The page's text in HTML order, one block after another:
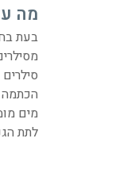
מה
בעת
הכתמה
מים
לתת